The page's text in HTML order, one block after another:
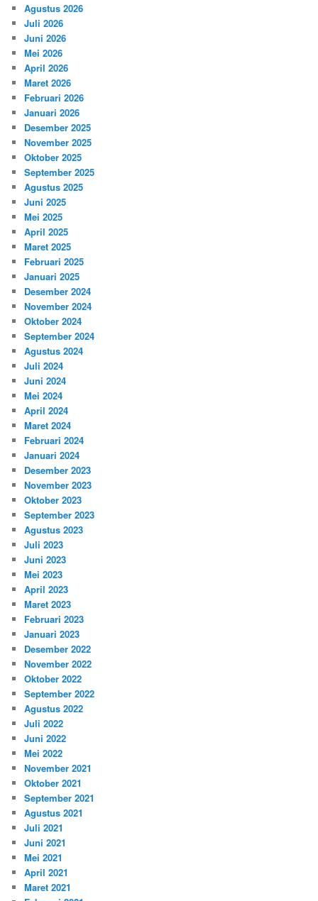
Agustus 2026
Juli 2026
Juni 2026
Mei 2026
April 2026
Maret 2026
Februari 2026
Januari 2026
Desember 2025
November 2025
Oktober 2025
September 2025
Agustus 2025
Juni 2025
Mei 2025
April 2025
Maret 2025
Februari 2025
Januari 2025
Desember 2024
November 2024
Oktober 2024
September 2024
Agustus 2024
Juli 2024
Juni 2024
Mei 2024
April 2024
Maret 2024
Februari 2024
Januari 2024
Desember 2023
November 2023
Oktober 2023
September 2023
Agustus 2023
Juli 2023
Juni 2023
Mei 2023
April 2023
Maret 2023
Februari 2023
Januari 2023
Desember 2022
November 2022
Oktober 2022
September 2022
Agustus 2022
Juli 2022
Juni 2022
Mei 2022
November 2021
Oktober 2021
September 2021
Agustus 2021
Juli 2021
Juni 2021
Mei 2021
April 2021
Maret 2021